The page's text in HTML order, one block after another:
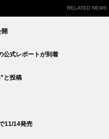
RELATED NEWS
公式レポートが到着
と投稿
11/14発売